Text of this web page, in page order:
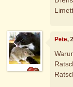
Pete,